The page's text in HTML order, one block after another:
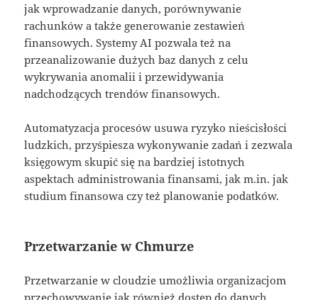
jak wprowadzanie danych, porównywanie
rachunków a także generowanie zestawień
finansowych. Systemy AI pozwala też na
przeanalizowanie dużych baz danych z celu
wykrywania anomalii i przewidywania
nadchodzących trendów finansowych.
Automatyzacja procesów usuwa ryzyko nieścisłości
ludzkich, przyśpiesza wykonywanie zadań i zezwala
księgowym skupić się na bardziej istotnych
aspektach administrowania finansami, jak m.in. jak
studium finansowa czy też planowanie podatków.
Przetwarzanie w Chmurze
Przetwarzanie w cloudzie umożliwia organizacjom